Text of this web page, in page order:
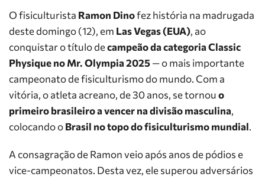
O fisiculturista Ramon Dinofez história na madrugada
deste domingo (12), em Las Vegas (EUA), ao
conquistar o título decampeão da categoria Classic
Physique no Mr. Olympia 2025— o mais importante
campeonato de fisiculturismo do mundo. Com a
vitória, o atleta acreano, de 30 anos, se tornouo
primeiro brasileiro a vencer na divisão masculina,
colocando oBrasil no topo do fisiculturismo mundial.
A consagração de Ramon veio após anos de pódios e
vice-campeonatos. Desta vez, ele superou adversários